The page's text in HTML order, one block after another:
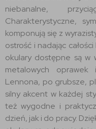
niebanalne,
Charakterystyczne,
komponują się z
ostrość i nadając
okulary dostępne są w
metalowych oprawek
Lennona, po grubsze,
silny akcent w każdej
też wygodne i
dzień, jak i do pracy.